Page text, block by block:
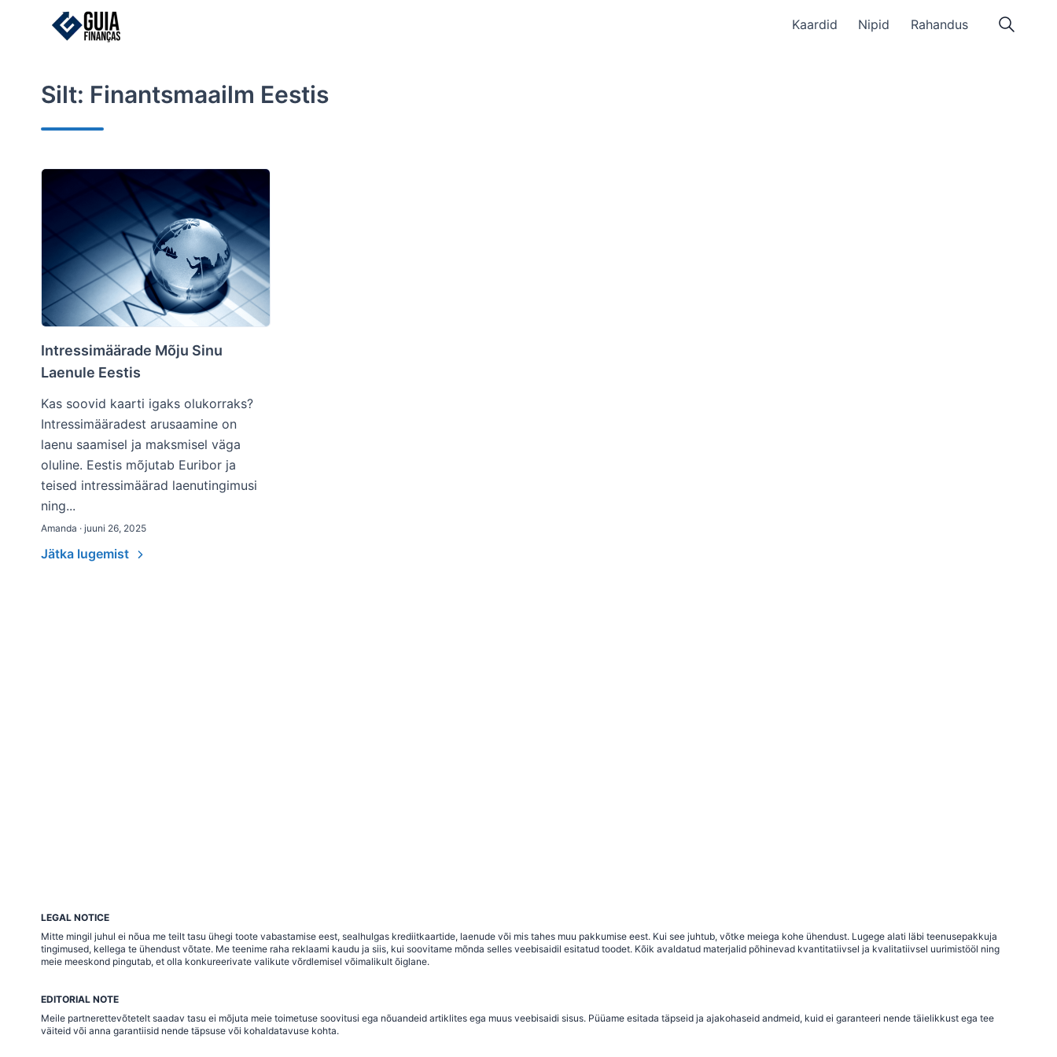
Kaardid Nipid Rahandus
Silt: Finantsmaailm Eestis
Intressimäärade Mõju Sinu
Laenule Eestis
Kas soovid kaarti igaks olukorraks?
Intressimääradest arusaamine on
laenu saamisel ja maksmisel väga
oluline. Eestis mõjutab Euribor ja
teised intressimäärad laenutingimusi
ning...
Amanda · juuni 26, 2025
Jätka lugemist
LEGAL NOTICE
Mitte mingil juhul ei nõua me teilt tasu ühegi toote vabastamise eest, sealhulgas krediitkaartide, laenude või mis tahes muu pakkumise eest. Kui see juhtub, võtke meiega kohe ühendust. Lugege alati läbi teenusepakkuja
tingimused, kellega te ühendust võtate. Me teenime raha reklaami kaudu ja siis, kui soovitame mõnda selles veebisaidil esitatud toodet. Kõik avaldatud materjalid põhinevad kvantitatiivsel ja kvalitatiivsel uurimistööl ning
meie meeskond pingutab, et olla konkureerivate valikute võrdlemisel võimalikult õiglane.
EDITORIAL NOTE
Meile partnerettevõtetelt saadav tasu ei mõjuta meie toimetuse soovitusi ega nõuandeid artiklites ega muus veebisaidi sisus. Püüame esitada täpseid ja ajakohaseid andmeid, kuid ei garanteeri nende täielikkust ega tee
väiteid või anna garantiisid nende täpsuse või kohaldatavuse kohta.